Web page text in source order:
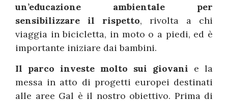
un’educazione ambientale per
sensibilizzare il rispetto, rivolta a chi
viaggia in bicicletta, in moto o a piedi, ed è
importante iniziare dai bambini.
Il parco investe molto sui giovani e la
messa in atto di progetti europei destinati
alle aree Gal è il nostro obiettivo. Prima di